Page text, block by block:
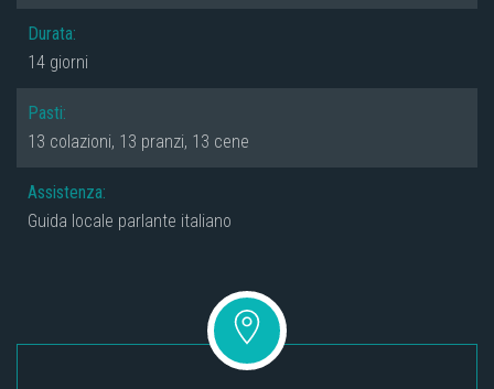
Durata:
14 giorni
Pasti:
13 colazioni, 13 pranzi, 13 cene
Assistenza:
Guida locale parlante italiano